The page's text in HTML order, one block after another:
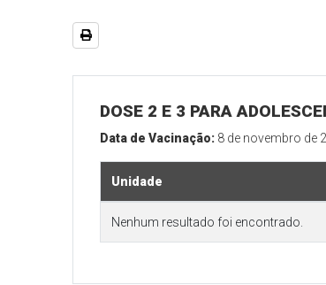
DOSE 2 E 3 PARA
Data de Vacinação: 8 de novembro de
Unidade
Nenhum resultado foi encontrado.